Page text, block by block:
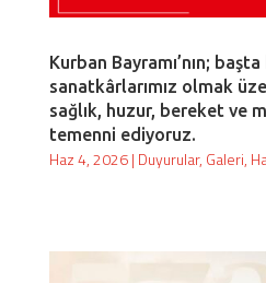
Kurban Bayramı’nın;
sanatkârlarımız olmak
sağlık, huzur, bereket ve
temenni ediyoruz.
Haz 4, 2026| Duyurular, Galeri,